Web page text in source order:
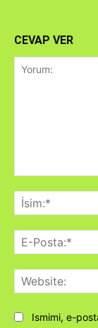
CEVAP VER
Ismimi, e-